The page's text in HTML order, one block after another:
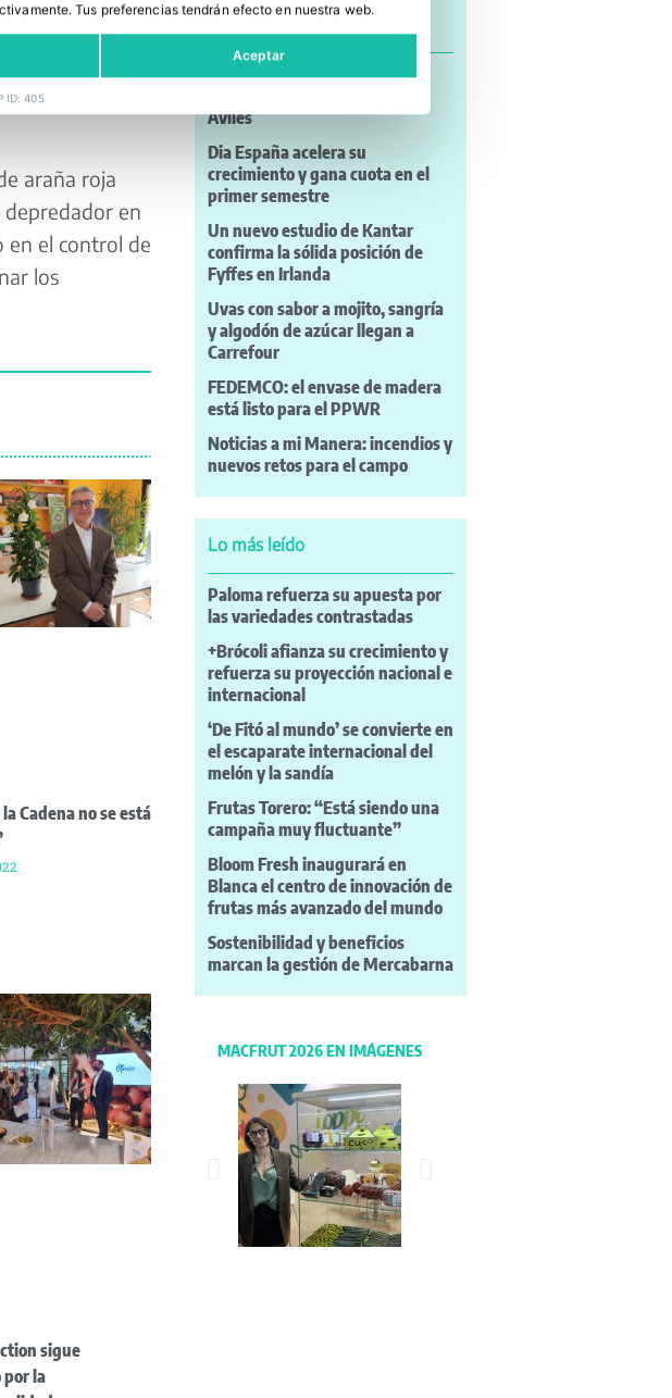
Y
ramas.
a los
araña roja
en
en el control de
los
Cadena no se está
sigue
la
Asturiana de Fertilizantes
Avilés
Dia España acelera su
crecimiento y gana cuota en el
primer semestre
Un nuevo estudio de Kantar
confirma la sólida posición de
Fyffes en Irlanda
Uvas con sabor a mojito, sangría
y algodón de azúcar llegan a
Carrefour
FEDEMCO: el envase de madera
está listo para el PPWR
Noticias a mi Manera: incendios y
nuevos retos para el campo
Lo más leído
Paloma refuerza su apuesta por
las variedades contrastadas
+Brócoli afianza su crecimiento y
refuerza su proyección nacional e
internacional
‘De Fitó al mundo’ se convierte en
el escaparate internacional del
melón y la sandía
Frutas Torero: “Está siendo una
campaña muy fluctuante”
Bloom Fresh inaugurará en
Blanca el centro de innovación de
frutas más avanzado del mundo
Sostenibilidad y beneficios
marcan la gestión de Mercabarna
MACFRUT 2026 EN IMÁGENES
.Tus preferencias tendrán efecto en nuestra web.
Aceptar
ID: 405